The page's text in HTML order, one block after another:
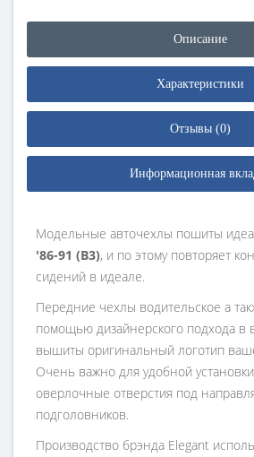
Описание
Характеристики
Отзывы (0)
Информационная
Модельные авточехлы пошиты
'86-91 (B3), и по этому повторяет
сидений в идеале.
Передние чехлы водительское а
помощью дизайнерского подхода в
вышиты оригинальный логотип
Очень важно для удобной
оверлочные отверстия под
подголовников.
Производство брэнда Elegant